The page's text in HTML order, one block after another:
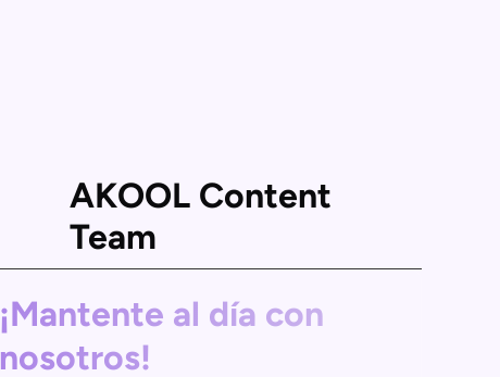
AKOOL Content
Team
¡Mantente al día con
nosotros!